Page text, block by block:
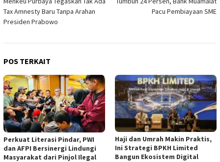
pos
Tax Amnesty Baru Tanpa Arahan
Presiden Prabowo
Pacu Pembiayaan SME
POS TERKAIT
Perkuat Literasi Pindar, PWI
dan AFPI Bersinergi Lindungi
Masyarakat dari Pinjol Ilegal
Haji dan Umrah Makin Praktis,
Ini Strategi BPKH Limited
Bangun Ekosistem Digital